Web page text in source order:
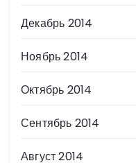
Декабрь 2014
Ноябрь 2014
Октябрь 2014
Сентябрь 2014
Август 2014